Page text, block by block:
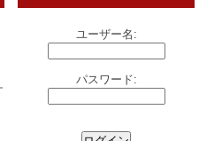
ユーザー名:
パスワード: